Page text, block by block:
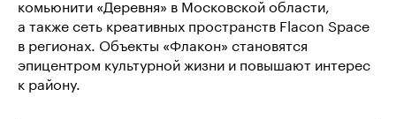
комьюнити «Деревня» в Московской области,
а также сеть креативных пространств Flacon Space
в регионах. Объекты «Флакон» становятся
эпицентром культурной жизни и повышают интерес
к району.